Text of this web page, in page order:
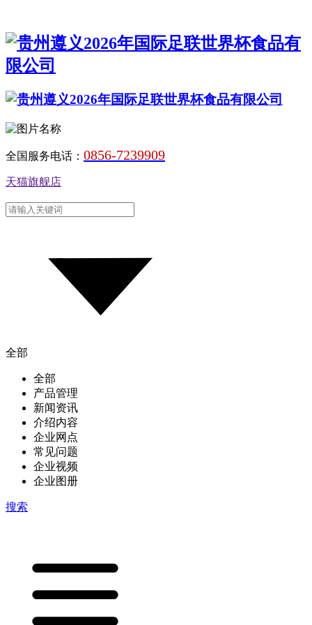
全国服务电话： 0856-7239909
天猫旗舰店
全部
全部
产品管理
新闻资讯
介绍内容
企业网点
常见问题
企业视频
企业图册
搜索